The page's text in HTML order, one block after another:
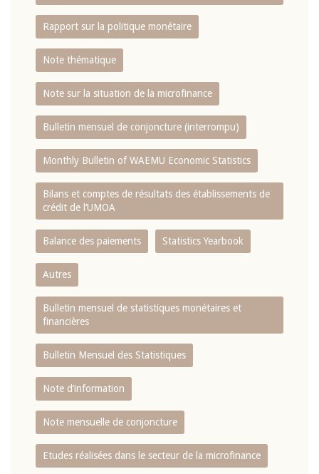
Rapport sur la politique monétaire
Note thématique
Note sur la situation de la microfinance
Bulletin mensuel de conjoncture (interrompu)
Monthly Bulletin of WAEMU Economic Statistics
Bilans et comptes de résultats des établissements de
crédit de l‘UMOA
Balance des paiements Statistics Yearbook
Autres
Bulletin mensuel de statistiques monétaires et
financières
Bulletin Mensuel des Statistiques
Note d’information
Note mensuelle de conjoncture
Etudes réalisées dans le secteur de la microfinance